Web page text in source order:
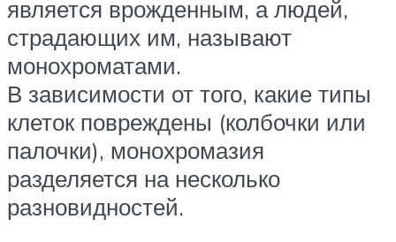
является врожденным, а людей,
страдающих им, называют
монохроматами.
В зависимости от того, какие типы
клеток повреждены (колбочки или
палочки), монохромазия
разделяется на несколько
разновидностей.